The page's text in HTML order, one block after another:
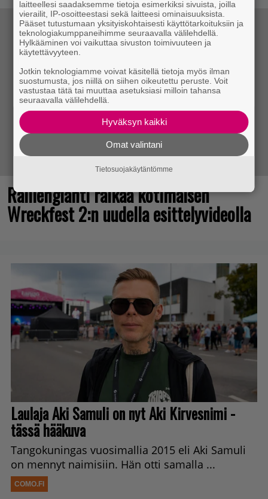
Rallienglanti raikaa kotimaisen
Wreckfest 2:n uudella esittelyvideolla
laitteellesi saadaksemme tietoja esimerkiksi sivuista, joilla
vierailit, IP-osoitteestasi sekä laitteesi ominaisuuksista.
Pääset tutustumaan yksityiskohtaisesti käyttötarkoituksiin ja
teknologiakumppaneihimme seuraavalla välilehdellä.
Hylkääminen voi vaikuttaa sivuston toimivuuteen ja
käytettävyyteen.
Jotkin teknologiamme voivat käsitellä tietoja myös ilman
suostumusta, jos niillä on siihen oikeutettu peruste. Voit
vastustaa tätä tai muuttaa asetuksiasi milloin tahansa
seuraavalla välilehdellä.
Hyväksyn kaikki
Omat valintani
Tietosuojakäytäntömme